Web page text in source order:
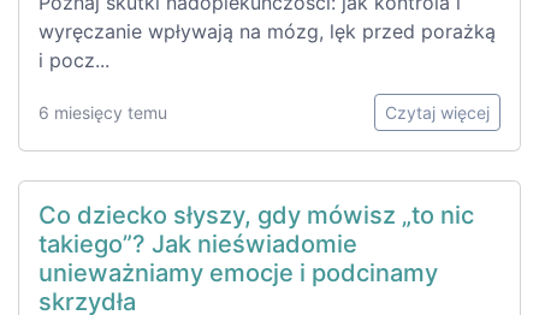
wyręczanie wpływają na mózg, lęk przed porażką
i pocz...
6 miesięcy temu Czytaj więcej
Co dziecko słyszy, gdy mówisz „to nic
takiego”? Jak nieświadomie
unieważniamy emocje i podcinamy
skrzydła